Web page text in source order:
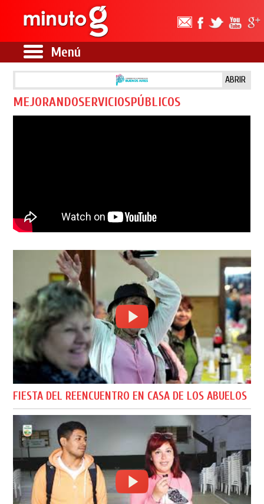
Menú
ABRIR
MEJORANDOSERVICIOSPÚBLICOS
FIESTA DEL REENCUENTRO EN CASA DE LOS ABUELOS